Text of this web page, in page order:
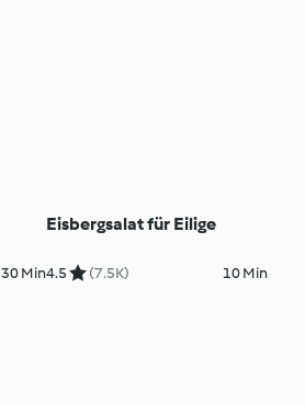
30 Min
Eisbergsalat für Eilige
4.5 (7.5K) 10 Min